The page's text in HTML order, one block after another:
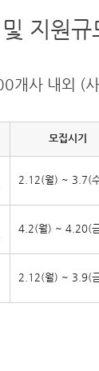
지원규
개사 내외 (
모집시기
2.12(월) ~ 3.7(
4.2(월) ~ 4.20(
2.12(월) ~ 3.9(